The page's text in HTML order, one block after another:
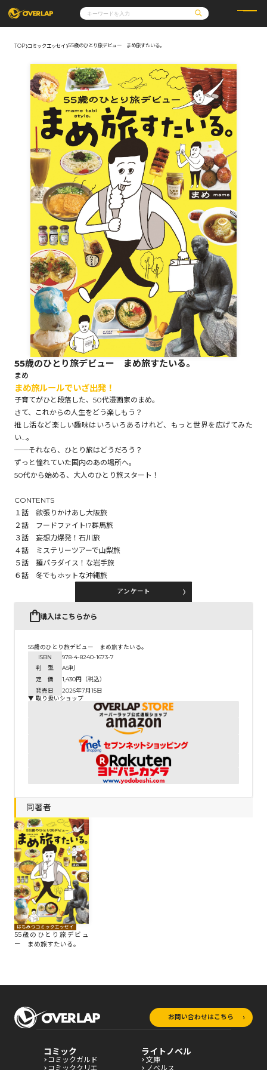
コミッククリエ
LiQulle
ラブパルフェ
ノベルス
ノベルスf
ロサージュノベルス
その他
コミックエッセイ
ポケットモンスター
アニメ
ゲーム
通販・NEWS
OVERLAP STORE
オーバーラップ広報室
企業
会社概要
採用情報
アクセス
オーバーラップホールディングス
お問い合わせはこちら
オーバーラップ文庫
オーバーラップノベルス
オーバーラップノベルスf
ロサージュノベルス
コミックガルド
コミッククリエ
リキューレ
閉じる
TOP コミックエッセイ 55歳のひとり旅デビュー まめ旅すたいる。
55歳のひとり旅デビュー まめ旅すたいる。
まめ
まめ旅ルールでいざ出発！
子育てがひと段落した、50代漫画家のまめ。
さて、これからの人生をどう楽しもう？
推し活など楽しい趣味はいろいろあるけれど、もっと世界を広げてみた
い…。
──それなら、ひとり旅はどうだろう？
ずっと憧れていた国内のあの場所へ。
50代から始める、大人のひとり旅スタート！
CONTENTS
１話 欲張りかけあし大阪旅
２話 フードファイト!?群馬旅
３話 妄想力爆発！石川旅
４話 ミステリーツアーで山梨旅
５話 麺パラダイス！な岩手旅
６話 冬でもホットな沖縄旅
アンケート
購入はこちらから
55歳のひとり旅デビュー まめ旅すたいる。
ISBN
978-4-8240-1673-7
判 型
A5判
定 価
1,430円（税込）
発売日
2026年7月15日
▼ 取り扱いショップ
同著者
はちみつコミックエッセイ
55歳のひとり旅デビュ
ー まめ旅すたいる。
お問い合わせはこちら
コミック
コミックガルド
コミッククリエ
ライトノベル
文庫
ノベルス